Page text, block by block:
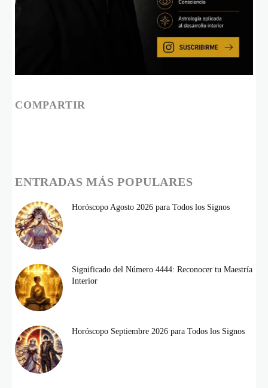
COMPARTIR
ENTRADAS MÁS POPULARES
Horóscopo Agosto 2026 para Todos los Signos
Significado del Número 4444: Reconocer tu Maestría
Interior
Horóscopo Septiembre 2026 para Todos los Signos